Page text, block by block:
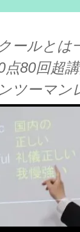
ールとは
点80回超
ツーマン